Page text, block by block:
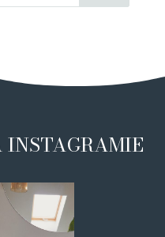
INSTAGRAMIE